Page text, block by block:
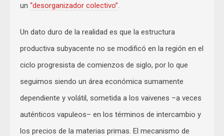
un “desorganizador colectivo”.
Un dato duro de la realidad es que la estructura
productiva subyacente no se modificó en la región en el
ciclo progresista de comienzos de siglo, por lo que
seguimos siendo un área económica sumamente
dependiente y volátil, sometida a los vaivenes –a veces
auténticos vapuleos– en los términos de intercambio y
los precios de la materias primas. El mecanismo de